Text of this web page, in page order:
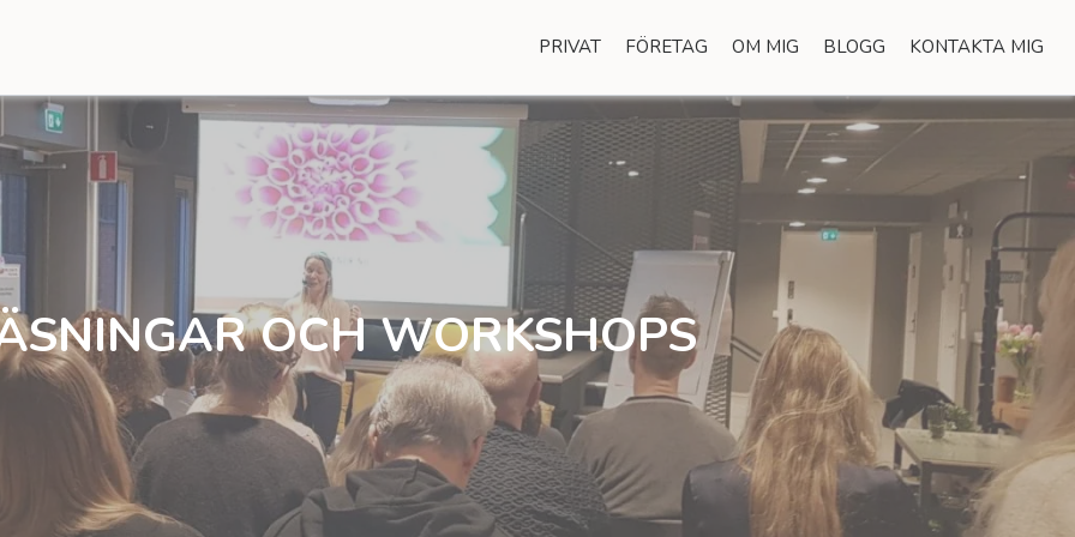
PRIVAT FÖRETAG OM MIG BLOGG KONTAKTA MIG
OCH WORKSHOPS